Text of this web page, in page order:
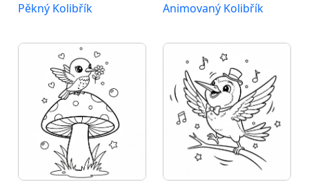
Pěkný Kolibřík Animovaný Kolibřík